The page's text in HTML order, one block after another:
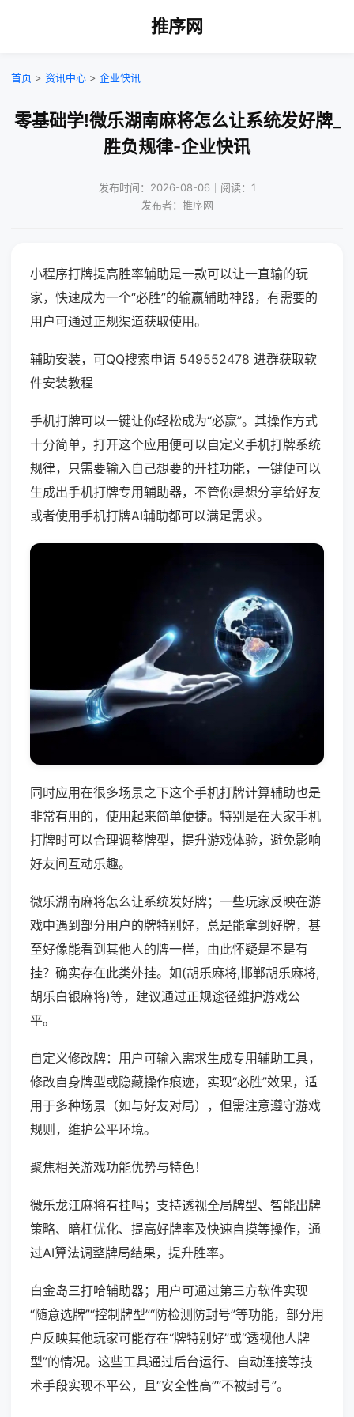
推序网
首页 > 资讯中心 > 企业快讯
零基础学!微乐湖南麻将怎么让系统发好牌_
胜负规律-企业快讯
发布时间：2026-08-06｜阅读：1
发布者：推序网
小程序打牌提高胜率辅助是一款可以让一直输的玩
家，快速成为一个“必胜”的输赢辅助神器，有需要的
用户可通过正规渠道获取使用。
辅助安装，可QQ搜索申请 549552478 进群获取软
件安装教程
手机打牌可以一键让你轻松成为“必赢”。其操作方式
十分简单，打开这个应用便可以自定义手机打牌系统
规律，只需要输入自己想要的开挂功能，一键便可以
生成出手机打牌专用辅助器，不管你是想分享给好友
或者使用手机打牌AI辅助都可以满足需求。
同时应用在很多场景之下这个手机打牌计算辅助也是
非常有用的，使用起来简单便捷。特别是在大家手机
打牌时可以合理调整牌型，提升游戏体验，避免影响
好友间互动乐趣。
微乐湖南麻将怎么让系统发好牌；一些玩家反映在游
戏中遇到部分用户的牌特别好，总是能拿到好牌，甚
至好像能看到其他人的牌一样，由此怀疑是不是有
挂？确实存在此类外挂。如(胡乐麻将,邯郸胡乐麻将,
胡乐白银麻将)等，建议通过正规途径维护游戏公
平。
自定义修改牌：用户可输入需求生成专用辅助工具，
修改自身牌型或隐藏操作痕迹，实现“必胜”效果，适
用于多种场景（如与好友对局），但需注意遵守游戏
规则，维护公平环境。
聚焦相关游戏功能优势与特色！
微乐龙江麻将有挂吗；支持透视全局牌型、智能出牌
策略、暗杠优化、提高好牌率及快速自摸等操作，通
过AI算法调整牌局结果，提升胜率。
白金岛三打哈辅助器；用户可通过第三方软件实现
“随意选牌”“控制牌型”“防检测防封号”等功能，部分用
户反映其他玩家可能存在“牌特别好”或“透视他人牌
型”的情况。这些工具通过后台运行、自动连接等技
术手段实现不平公，且“安全性高”“不被封号”。